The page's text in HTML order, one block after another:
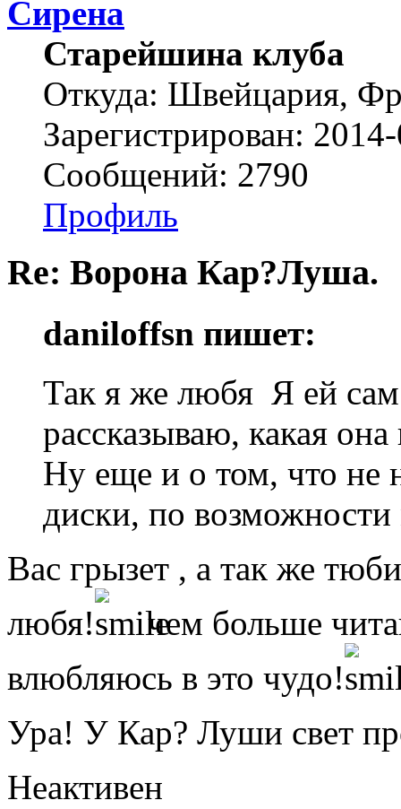
Сирена
Старейшина клуба
Откуда: Швейцария,
Зарегистрирован:
Сообщений: 2790
Профиль
Re: Ворона Кар?Луша.
daniloffsn пишет:
Так я же любя Я ей сам
рассказываю, какая
Ну еще и о том, что не
диски, по
Вас грызет , а так же
любя!
чем больше
влюбляюсь в это чудо!
Ура! У Кар? Луши свет
Неактивен